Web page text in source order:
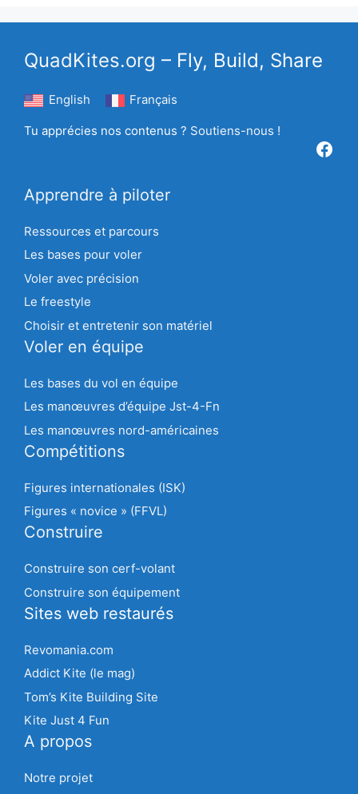
QuadKites.org – Fly, Build, Share
English Français
Tu apprécies nos contenus ? Soutiens-nous !
Facebook
Apprendre à piloter
Ressources et parcours
Les bases pour voler
Voler avec précision
Le freestyle
Choisir et entretenir son matériel
Voler en équipe
Les bases du vol en équipe
Les manœuvres d’équipe Jst-4-Fn
Les manœuvres nord-américaines
Compétitions
Figures internationales (ISK)
Figures « novice » (FFVL)
Construire
Construire son cerf-volant
Construire son équipement
Sites web restaurés
Revomania.com
Addict Kite (le mag)
Tom’s Kite Building Site
Kite Just 4 Fun
A propos
Notre projet